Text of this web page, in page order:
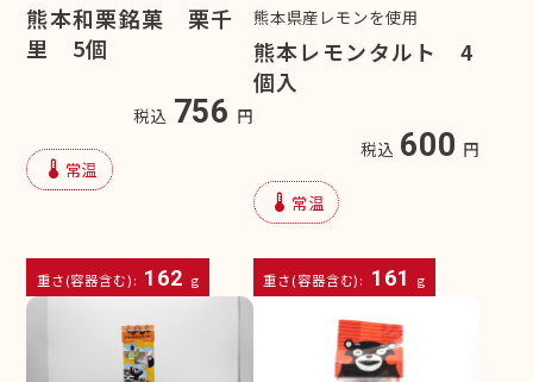
熊本和栗銘菓 栗千
里 5個
税込 756 円
device_thermostat 常温
重さ(容器含む): 162 g
熊本県産レモンを使用
熊本レモンタルト 4
個入
税込 600 円
device_thermostat 常温
重さ(容器含む): 161 g